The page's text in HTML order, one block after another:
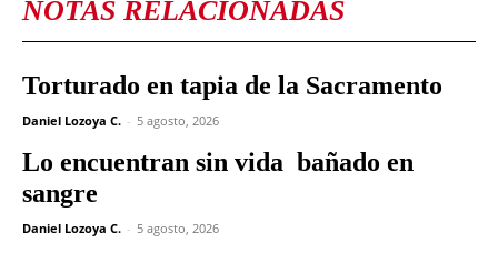
NOTAS RELACIONADAS
Torturado en tapia de la Sacramento
Daniel Lozoya C. - 5 agosto, 2026
Lo encuentran sin vida bañado en
sangre
Daniel Lozoya C. - 5 agosto, 2026